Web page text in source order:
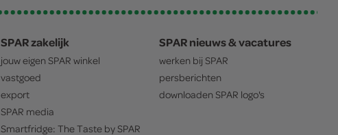
SPAR zakelijk
jouw eigen SPAR winkel
vastgoed
export
SPAR media
Smartfridge: The Taste bySPAR
SPAR nieuws & vacatures
werken bij SPAR
persberichten
downloaden SPAR logo's